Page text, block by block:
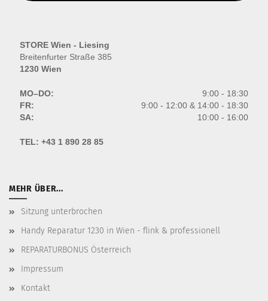
STORE Wien - Liesing
Breitenfurter Straße 385
1230 Wien
MO–DO:
9:00 - 18:30
FR:
9:00 - 12:00 & 14:00 - 18:30
SA:
10:00 - 16:00
TEL: +43 1 890 28 85
MEHR ÜBER...
Sitzung unterbrochen
Handy Reparatur 1230 in Wien - flink & professionell
REPARATURBONUS Österreich
Impressum
Kontakt